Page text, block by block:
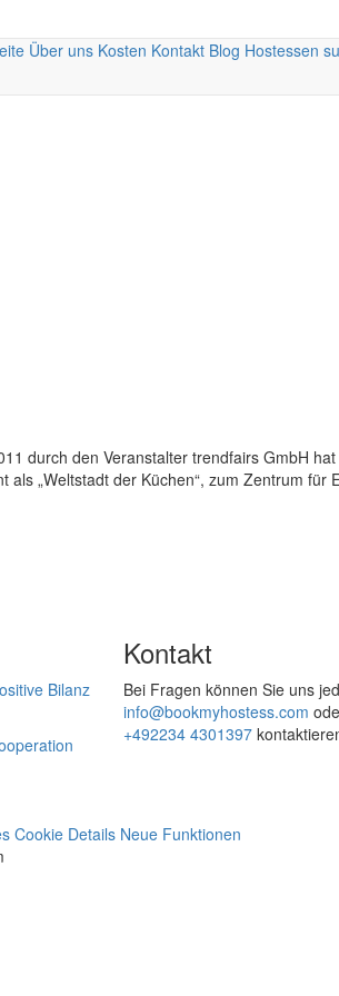
Über uns Kosten Kontakt Blog Hostessen
durch den Veranstalter trendfairs GmbH
„Weltstadt der Küchen“, zum Zentrum für
Bilanz
Kontakt
Bei Fragen können Sie uns
info@bookmyhostess.com
+492234 4301397
Cookie Details Neue Funktionen